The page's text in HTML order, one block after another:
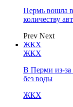
Пермь вошла
количеству
Prev Next
ЖКХ
ЖКХ
В Перми из-за
без воды
ЖКХ